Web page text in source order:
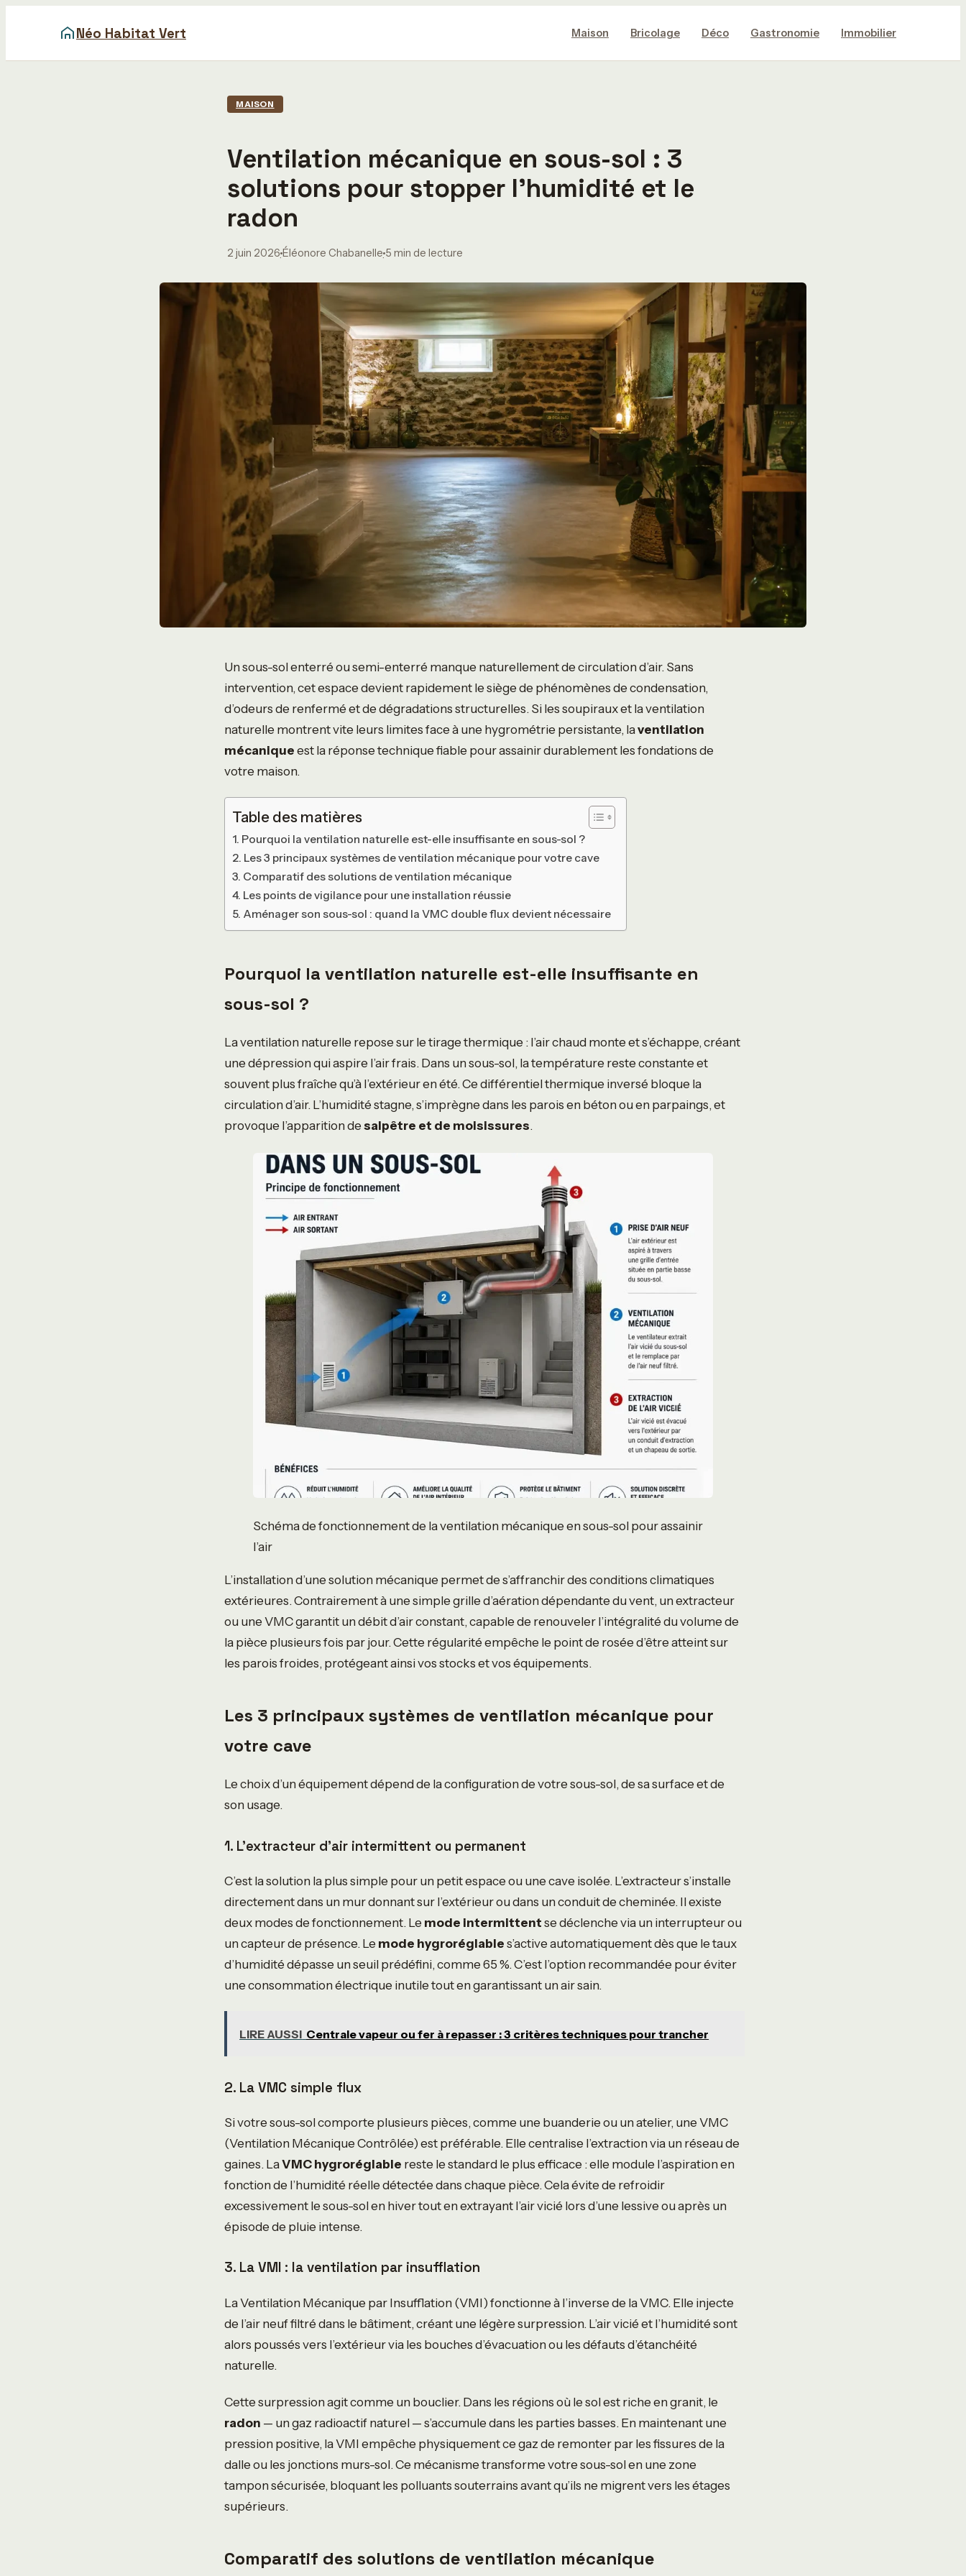
Néo Habitat Vert Maison Bricolage Déco Gastronomie Immobilier
MAISON
Ventilation mécanique en sous-sol : 3
solutions pour stopper l’humidité et le
radon
2 juin 2026·Éléonore Chabanelle·5 min de lecture
Un sous-sol enterré ou semi-enterré manque naturellement de circulation d’air. Sans
intervention, cet espace devient rapidement le siège de phénomènes de condensation,
d’odeurs de renfermé et de dégradations structurelles. Si les soupiraux et la ventilation
naturelle montrent vite leurs limites face à une hygrométrie persistante, laventilation
mécaniqueest la réponse technique fiable pour assainir durablement les fondations de
votre maison.
Table des matières
Pourquoi la ventilation naturelle est-elle insuffisante en sous-sol ?
Les 3 principaux systèmes de ventilation mécanique pour votre cave
Comparatif des solutions de ventilation mécanique
Les points de vigilance pour une installation réussie
Aménager son sous-sol : quand la VMC double flux devient nécessaire
Pourquoi la ventilation naturelle est-elle insuffisante en
sous-sol ?
La ventilation naturelle repose sur le tirage thermique : l’air chaud monte et s’échappe, créant
une dépression qui aspire l’air frais. Dans un sous-sol, la température reste constante et
souvent plus fraîche qu’à l’extérieur en été. Ce différentiel thermique inversé bloque la
circulation d’air. L’humidité stagne, s’imprègne dans les parois en béton ou en parpaings, et
provoque l’apparition desalpêtre et de moisissures.
Schéma de fonctionnement de la ventilation mécanique en sous-sol pour assainir
l’air
L’installation d’une solution mécanique permet de s’affranchir des conditions climatiques
extérieures. Contrairement à une simple grille d’aération dépendante du vent, un extracteur
ou une VMC garantit un débit d’air constant, capable de renouveler l’intégralité du volume de
la pièce plusieurs fois par jour. Cette régularité empêche le point de rosée d’être atteint sur
les parois froides, protégeant ainsi vos stocks et vos équipements.
Les 3 principaux systèmes de ventilation mécanique pour
votre cave
Le choix d’un équipement dépend de la configuration de votre sous-sol, de sa surface et de
son usage.
1. L’extracteur d’air intermittent ou permanent
C’est la solution la plus simple pour un petit espace ou une cave isolée. L’extracteur s’installe
directement dans un mur donnant sur l’extérieur ou dans un conduit de cheminée. Il existe
deux modes de fonctionnement. Le mode intermittentse déclenche via un interrupteur ou
un capteur de présence. Le mode hygroréglables’active automatiquement dès que le taux
d’humidité dépasse un seuil prédéfini, comme 65 %. C’est l’option recommandée pour éviter
une consommation électrique inutile tout en garantissant un air sain.
LIRE AUSSI Centrale vapeur ou fer à repasser : 3 critères techniques pour trancher
2. La VMC simple flux
Si votre sous-sol comporte plusieurs pièces, comme une buanderie ou un atelier, une VMC
(Ventilation Mécanique Contrôlée) est préférable. Elle centralise l’extraction via un réseau de
gaines. LaVMC hygroréglable reste le standard le plus efficace : elle module l’aspiration en
fonction de l’humidité réelle détectée dans chaque pièce. Cela évite de refroidir
excessivement le sous-sol en hiver tout en extrayant l’air vicié lors d’une lessive ou après un
épisode de pluie intense.
3. La VMI : la ventilation par insufflation
La Ventilation Mécanique par Insufflation (VMI) fonctionne à l’inverse de la VMC. Elle injecte
de l’air neuf filtré dans le bâtiment, créant une légère surpression. L’air vicié et l’humidité sont
alors poussés vers l’extérieur via les bouches d’évacuation ou les défauts d’étanchéité
naturelle.
Cette surpression agit comme un bouclier. Dans les régions où le sol est riche en granit, le
radon — un gaz radioactif naturel — s’accumule dans les parties basses. En maintenant une
pression positive, la VMI empêche physiquement ce gaz de remonter par les fissures de la
dalle ou les jonctions murs-sol. Ce mécanisme transforme votre sous-sol en une zone
tampon sécurisée, bloquant les polluants souterrains avant qu’ils ne migrent vers les étages
supérieurs.
Comparatif des solutions de ventilation mécanique